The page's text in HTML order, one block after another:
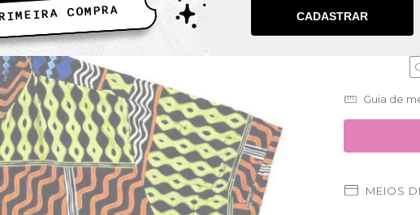
TAMANHO
Guia de
MEIOS
CADASTRAR